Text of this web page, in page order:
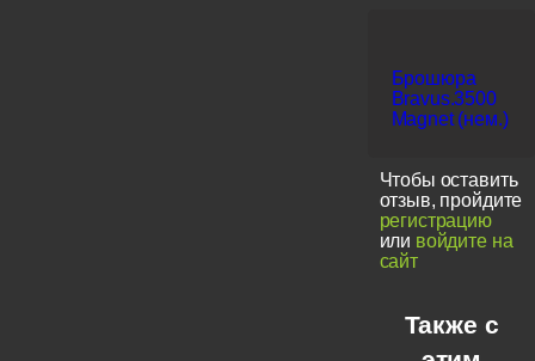
Брошюра
Bravus.3500
Magnet (нем.)
Чтобы оставить
отзыв, пройдите
регистрацию
или войдите на
сайт
Также с